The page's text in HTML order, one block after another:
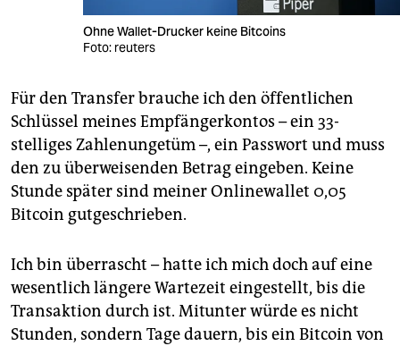
Ohne Wallet-Drucker keine Bitcoins
Foto: reuters
Für den Transfer brauche ich den öffentlichen
Schlüssel meines Empfängerkontos – ein 33-
stelliges Zahlenungetüm –, ein Passwort und muss
den zu überweisenden Betrag eingeben. Keine
Stunde später sind meiner Onlinewallet 0,05
Bitcoin gutgeschrieben.
Ich bin überrascht – hatte ich mich doch auf eine
wesentlich längere Wartezeit eingestellt, bis die
Transaktion durch ist. Mitunter würde es nicht
Stunden, sondern Tage dauern, bis ein Bitcoin von